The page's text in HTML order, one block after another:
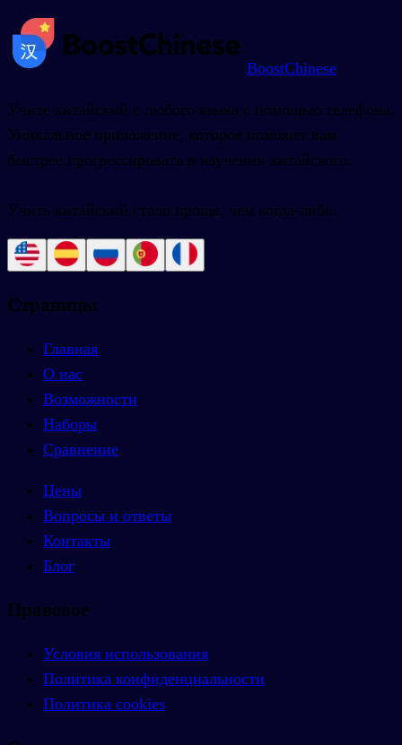
BoostChinese
Учите китайский с любого языка с помощью телефона.
Уникальное приложение, которое поможет вам
быстрее прогрессировать в изучении китайского.
Учить китайский стало проще, чем когда-либо.
Страницы
Главная
О нас
Возможности
Наборы
Сравнение
Цены
Вопросы и ответы
Контакты
Блог
Правовое
Условия использования
Политика конфиденциальности
Политика cookies